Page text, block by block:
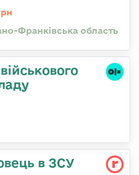
Франківська область
в ЗСУ